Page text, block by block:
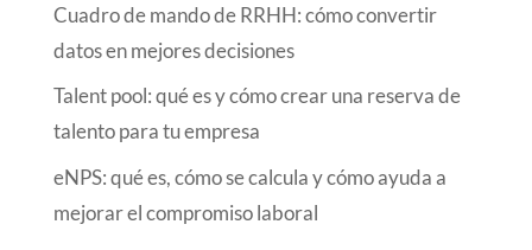
Cuadro de mando de RRHH: cómo convertir
datos en mejores decisiones
Talent pool: qué es y cómo crear una reserva de
talento para tu empresa
eNPS: qué es, cómo se calcula y cómo ayuda a
mejorar el compromiso laboral